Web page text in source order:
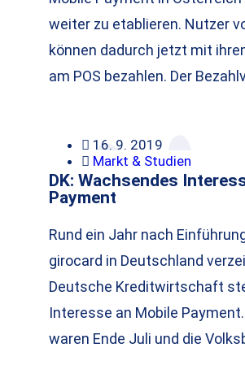
weiter zu etablieren. Nutzer
können dadurch jetzt mit
am POS bezahlen. Der
16. 9. 2019
Markt & Studien
DK: Wachsendes
Payment
Rund ein Jahr nach
girocard in Deutschland
Deutsche Kreditwirtschaft
Interesse an Mobile
waren Ende Juli und die